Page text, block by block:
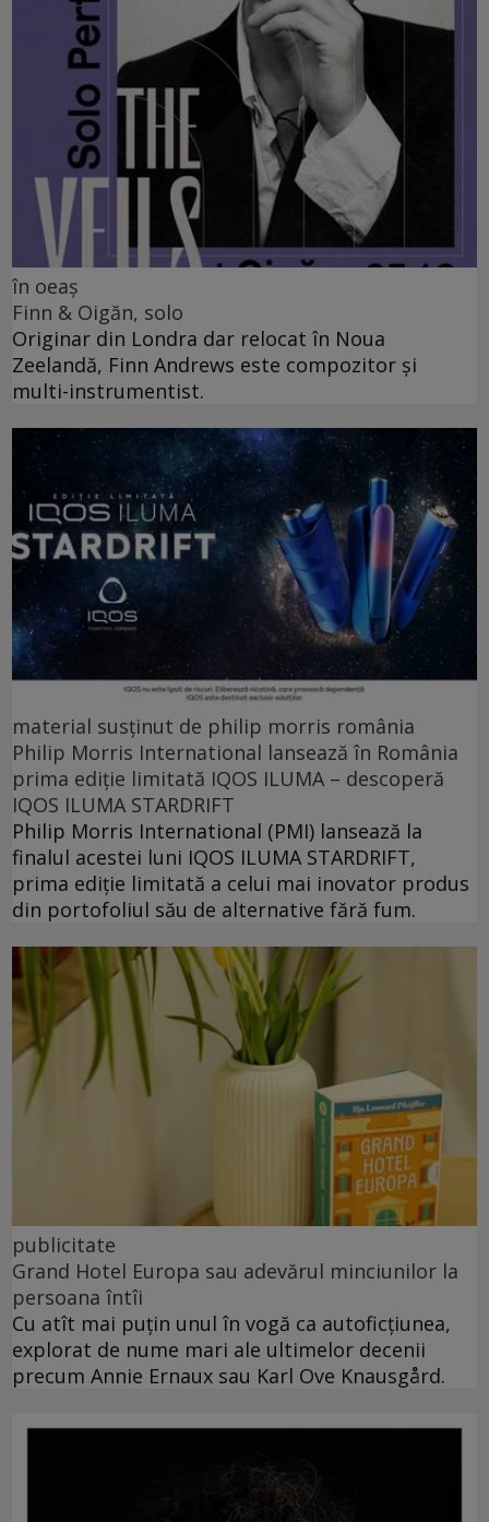
în oeaș
Finn & Oigăn, solo
Originar din Londra dar relocat în Noua
Zeelandă, Finn Andrews este compozitor și
multi-instrumentist.
material susținut de philip morris românia
Philip Morris International lansează în România
prima ediție limitată IQOS ILUMA – descoperă
IQOS ILUMA STARDRIFT
Philip Morris International (PMI) lansează la
finalul acestei luni IQOS ILUMA STARDRIFT,
prima ediție limitată a celui mai inovator produs
din portofoliul său de alternative fără fum.
publicitate
Grand Hotel Europa sau adevărul minciunilor la
persoana întîi
Cu atît mai puțin unul în vogă ca autoficțiunea,
explorat de nume mari ale ultimelor decenii
precum Annie Ernaux sau Karl Ove Knausgård.